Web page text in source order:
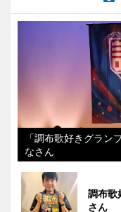
「調布歌好きグラン
なさん
調布歌
さん